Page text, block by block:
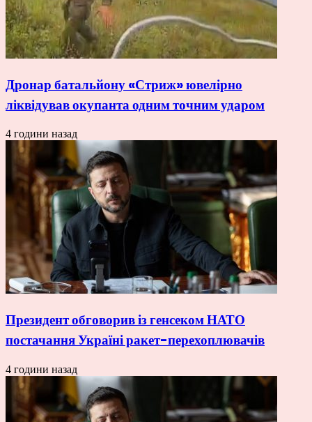
Дронар батальйону «Стриж» ювелірно
ліквідував окупанта одним точним ударом
4 години назад
Президент обговорив із генсеком НАТО
постачання Україні ракет-перехоплювачів
4 години назад